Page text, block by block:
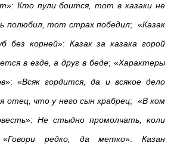
»: Кто пули боится, тот в казаки не
полюбил, тот страх победил; «Казак
без корней»: Казак за казака горой
в езде, а друг в беде; «Характеры
»: «Всяк гордится, да и всякое дело
отец, что у него сын храбрец; «В ком
»: Не стыдно промолчать, коли
Говори редко, да метко»:Казан